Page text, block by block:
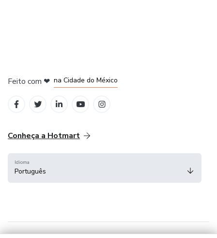
Feito com ❤ na Cidade do México
Conheça a Hotmart
Idioma
Português